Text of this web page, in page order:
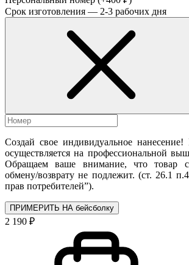
Срок изготовления — 2-3 рабочих дня
Создай свое индивидуальное нанесение!
осуществляется на профессиональной
Обращаем ваше внимание, что товар с
обмену/возврату не подлежит. (ст. 26.1
прав потребителей”).
ПРИМЕРИТЬ НА бейсболку
2 190 ₽